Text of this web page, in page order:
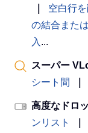
空白行
の結合また
入 ...
スーパー
シート間
高度なドロ
ンリスト